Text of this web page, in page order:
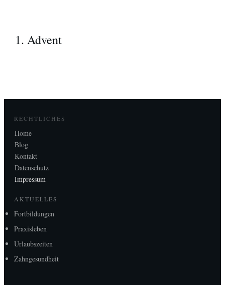
1. Advent
RECHTLICHES
Home
Blog
Kontakt
Datenschutz
Impressum
AKTUELLES
Fortbildungen
Praxisleben
Urlaubszeiten
Zahngesundheit